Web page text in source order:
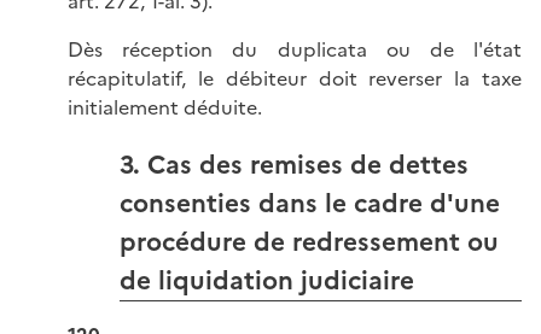
Dès réception du duplicata ou de l'état
récapitulatif, le débiteur doit reverser la taxe
initialement déduite.
3. Cas des remises de dettes
consenties dans le cadre d'une
procédure de redressement ou
de liquidation judiciaire